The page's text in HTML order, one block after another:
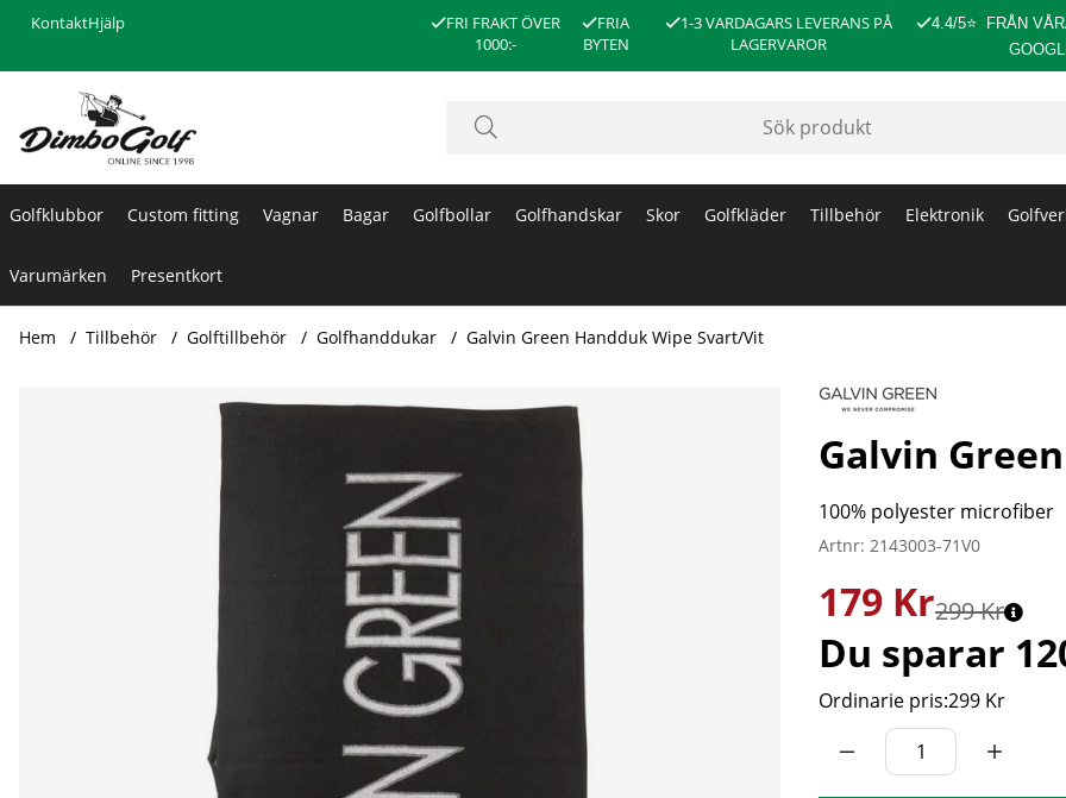
KontaktHjälp
FRI FRAKT ÖVER
1000:-
FRIA
BYTEN
1-3 VARDAGARS LEVERANS PÅ
LAGERVAROR
4.4/5⭐
FRÅN
Golfklubbor Custom fitting Vagnar Bagar Golfbollar Golfhandskar Skor Golfkläder Tillbehör Elektronik
Varumärken Presentkort
Hem Tillbehör Golftillbehör Golfhanddukar Galvin Green Handduk Wipe Svart/Vit
Produktbilder Galvin Green Handduk Wipe Svart/Vit
Galvin
100% polyester microfiber
Artnr: 2143003-71V0
179 Kr299 Kr
Du sparar
Ordinarie pris:299 Kr